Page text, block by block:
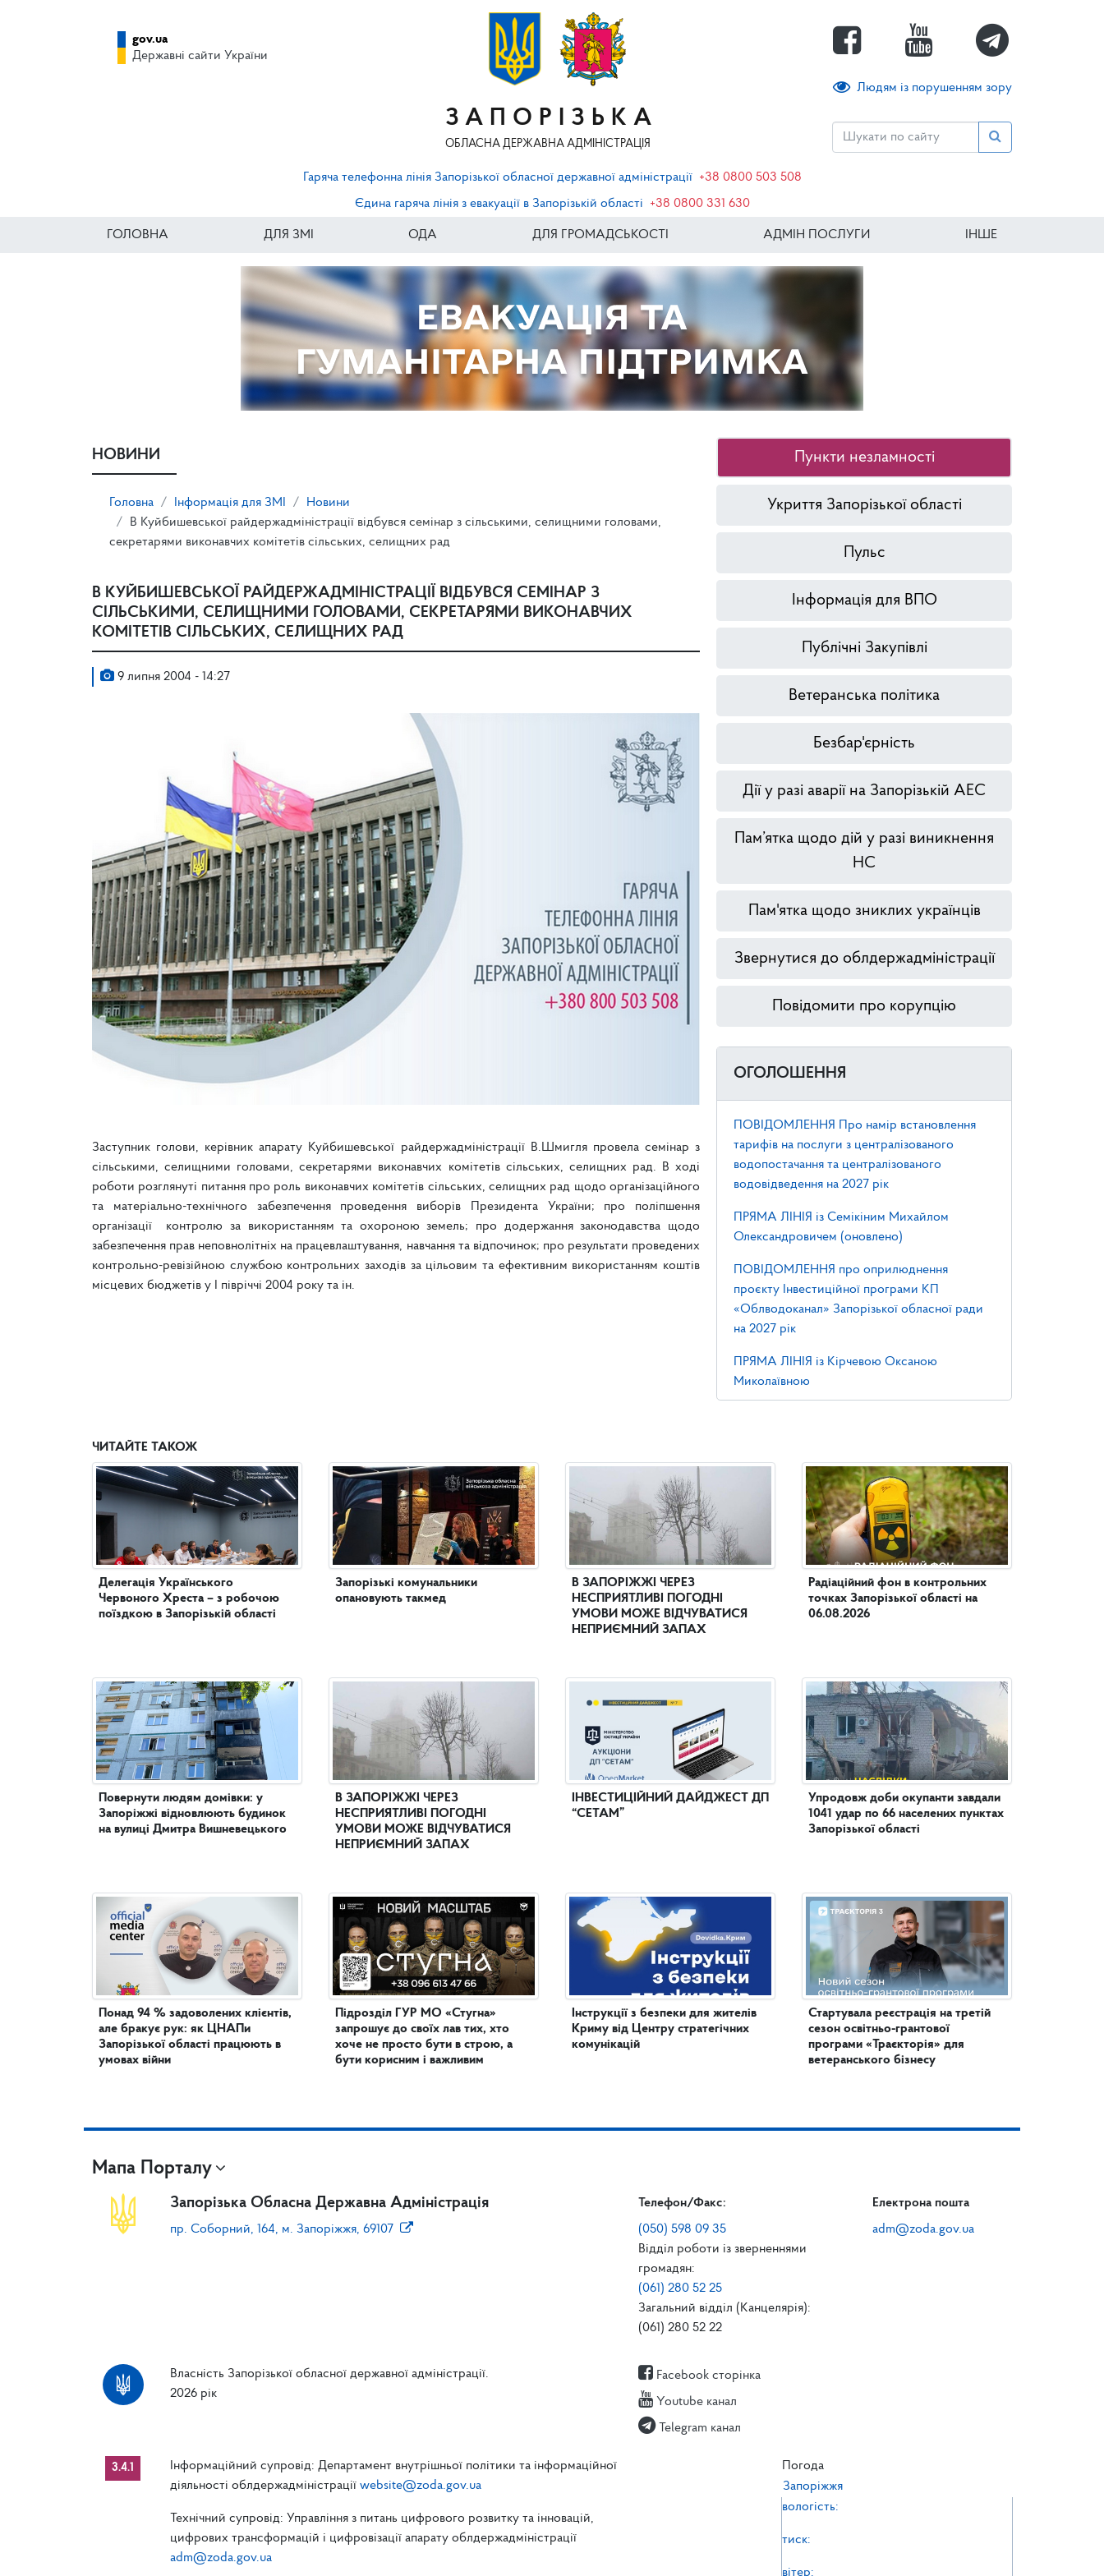
ЗАПОРІЗЬКА
ОБЛАСНА ДЕРЖАВНА АДМІНІСТРАЦІЯ
Людям із порушенням зору
gov.ua
Державні сайти України
Гаряча телефонна лінія Запорізької обласної державної адміністрації +38 0800 503 508
Єдина гаряча лінія з евакуації в Запорізькій області
+38 0800 331 630
ГОЛОВНА ДЛЯ ЗМІ ОДА ДЛЯ ГРОМАДСЬКОСТІ АДМІН ПОСЛУГИ ІНШЕ
НОВИНИ
Головна Інформація для ЗМІ
Новини
В Куйбишевської райдержадміністрації відбувся семінар з сільськими, селищними головами,
секретарями виконавчих комітетів сільських, селищних рад
В КУЙБИШЕВСЬКОЇ РАЙДЕРЖАДМІНІСТРАЦІЇ ВІДБУВСЯ СЕМІНАР З
СІЛЬСЬКИМИ, СЕЛИЩНИМИ ГОЛОВАМИ, СЕКРЕТАРЯМИ ВИКОНАВЧИХ
КОМІТЕТІВ СІЛЬСЬКИХ, СЕЛИЩНИХ РАД
9 липня 2004 - 14:27
Заступник голови, керівник апарату Куйбишевської райдержадміністрації В.Шмигля провела семінар з
сільськими, селищними головами, секретарями виконавчих комітетів сільських, селищних рад. В ході
роботи розглянуті питання про роль виконавчих комітетів сільських, селищних рад щодо організаційного
та матеріально-технічного забезпечення проведення виборів Президента України; про поліпшення
організації контролю за використанням та охороною земель; про додержання законодавства щодо
забезпечення прав неповнолітніх на працевлаштування, навчання та відпочинок; про результати проведених
контрольно-ревізійною службою контрольних заходів за цільовим та ефективним використанням коштів
місцевих бюджетів у І півріччі 2004 року та ін.
Пункти незламності
Укриття Запорізької області
Пульс
Інформація для ВПО
Публічні Закупівлі
Ветеранська політика
Безбар'єрність
Дії у разі аварії на Запорізькій АЕС
Пам’ятка щодо дій у разі виникнення
НС
Пам'ятка щодо зниклих українців
Звернутися до облдержадміністрації
Повідомити про корупцію
ОГОЛОШЕННЯ
ПОВІДОМЛЕННЯ Про намір встановлення
тарифів на послуги з централізованого
водопостачання та централізованого
водовідведення на 2027 рік
ПРЯМА ЛІНІЯ із Семікіним Михайлом
Олександровичем (оновлено)
ПОВІДОМЛЕННЯ про оприлюднення
проєкту Інвестиційної програми КП
«Облводоканал» Запорізької обласної ради
на 2027 рік
ПРЯМА ЛІНІЯ із Кірчевою Оксаною
Миколаївною
ЧИТАЙТЕ ТАКОЖ
Делегація Українського
Червоного Хреста – з робочою
поїздкою в Запорізькій області
Повернути людям домівки: у
Запоріжжі відновлюють будинок
на вулиці Дмитра Вишневецького
Понад 94 % задоволених клієнтів,
але бракує рук: як ЦНАПи
Запорізької області працюють в
умовах війни
Запорізькі комунальники
опановують такмед
В ЗАПОРІЖЖІ ЧЕРЕЗ
НЕСПРИЯТЛИВІ ПОГОДНІ
УМОВИ МОЖЕ ВІДЧУВАТИСЯ
НЕПРИЄМНИЙ ЗАПАХ
Підрозділ ГУР МО «Стугна»
запрошує до своїх лав тих, хто
хоче не просто бути в строю, а
бути корисним і важливим
В ЗАПОРІЖЖІ ЧЕРЕЗ
НЕСПРИЯТЛИВІ ПОГОДНІ
УМОВИ МОЖЕ ВІДЧУВАТИСЯ
НЕПРИЄМНИЙ ЗАПАХ
ІНВЕСТИЦІЙНИЙ ДАЙДЖЕСТ ДП
“СЕТАМ”
Інструкції з безпеки для жителів
Криму від Центру стратегічних
комунікацій
Радіаційний фон в контрольних
точках Запорізької області на
06.08.2026
Упродовж доби окупанти завдали
1041 удар по 66 населених пунктах
Запорізької області
Стартувала реєстрація на третій
сезон освітньо-грантової
програми «Траєкторія» для
ветеранського бізнесу
Мапа Порталу
Запорізька Обласна Державна Адміністрація
пр. Соборний, 164, м. Запоріжжя, 69107
Телефон/Факс:
(050) 598 09 35
Відділ роботи із зверненнями
громадян:
(061) 280 52 25
Загальний відділ (Канцелярія):
(061) 280 52 22
Електрона пошта
adm@zoda.gov.ua
Власність Запорізької обласної державної адміністрації.
2026 рік
Facebook сторінка
Youtube канал
Telegram канал
3.4.1
Інформаційний супровід: Департамент внутрішньої політики та інформаційної
діяльності облдержадміністрації website@zoda.gov.ua
Технічний супровід: Управління з питань цифрового розвитку та інновацій,
цифрових трансформацій і цифровізації апарату облдержадміністрації
adm@zoda.gov.ua
Погода
Запоріжжя
вологість:
тиск:
вітер: